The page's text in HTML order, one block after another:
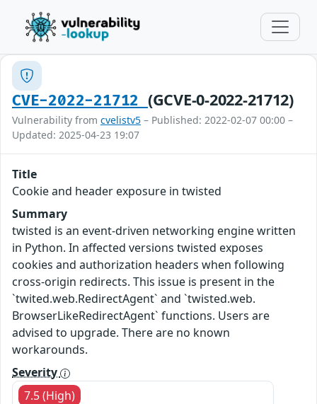
CVE-2022-21712 (GCVE-0-2022-21712)
Vulnerability from cvelistv5 – Published: 2022-02-07 00:00 –
Updated: 2025-04-23 19:07
Title
Cookie and header exposure in twisted
Summary
twisted is an event-driven networking engine written
in Python. In affected versions twisted exposes
cookies and authorization headers when following
cross-origin redirects. This issue is present in the
`twited.web.RedirectAgent` and `twisted.web.
BrowserLikeRedirectAgent` functions. Users are
advised to upgrade. There are no known
workarounds.
Severity
7.5 (High)